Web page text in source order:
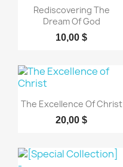
Aperçu rapide
Rediscovering The
Dream Of God
10,00 $
Aperçu rapide
The Excellence Of Christ
20,00 $